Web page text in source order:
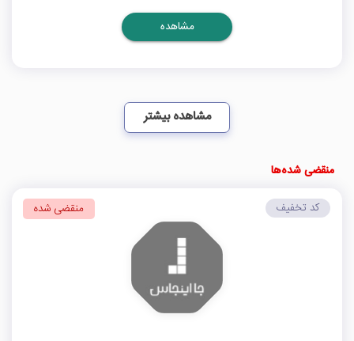
مشاهده
مشاهده بیشتر
منقضی شده‌ها
کد تخفیف منقضی شده